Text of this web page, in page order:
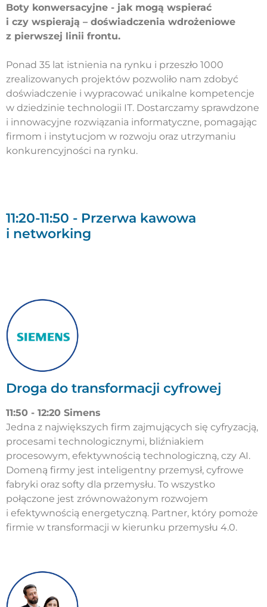
Boty konwersacyjne - jak mogą wspierać
i czy wspierają – doświadczenia wdrożeniowe
z pierwszej linii frontu.
Ponad 35 lat istnienia na rynku i przeszło 1000
zrealizowanych projektów pozwoliło nam zdobyć
doświadczenie i wypracować unikalne kompetencje
w dziedzinie technologii IT. Dostarczamy sprawdzone
i innowacyjne rozwiązania informatyczne, pomagając
firmom i instytucjom w rozwoju oraz utrzymaniu
konkurencyjności na rynku.
11:20-11:50 - Przerwa kawowa
i networking
Droga do transformacji cyfrowej
11:50 - 12:20 Simens
Jedna z największych firm zajmujących się cyfryzacją,
procesami technologicznymi, bliźniakiem
procesowym, efektywnością technologiczną, czy AI.
Domeną firmy jest inteligentny przemysł, cyfrowe
fabryki oraz softy dla przemysłu. To wszystko
połączone jest zrównoważonym rozwojem
i efektywnością energetyczną. Partner, który pomoże
firmie w transformacji w kierunku przemysłu 4.0.